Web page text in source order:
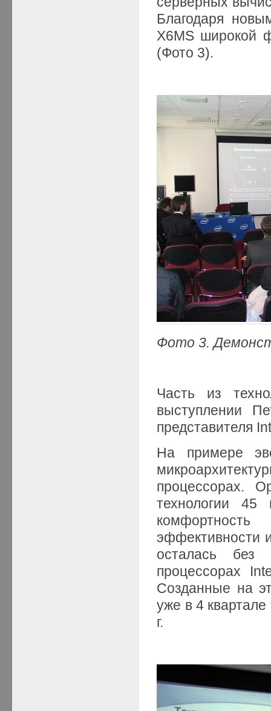
Благодаря
X6MS широкой
(Фото 3).
Фото 3.
Часть из
выступлении
представителя
На примере
процессорах.
технологии
эффективности
осталась
процессорах
Созданные на
уже в 4
г.